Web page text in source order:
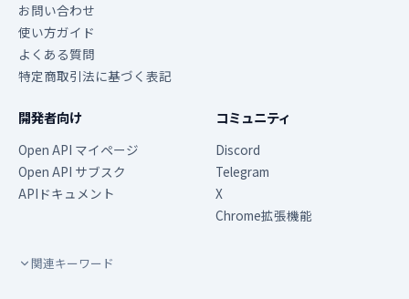
お問い合わせ
使い方ガイド
よくある質問
特定商取引法に基づく表記
開発者向け
Open API マイページ
Open API サブスク
APIドキュメント
コミュニティ
Discord
Telegram
X
Chrome拡張機能
関連キーワード